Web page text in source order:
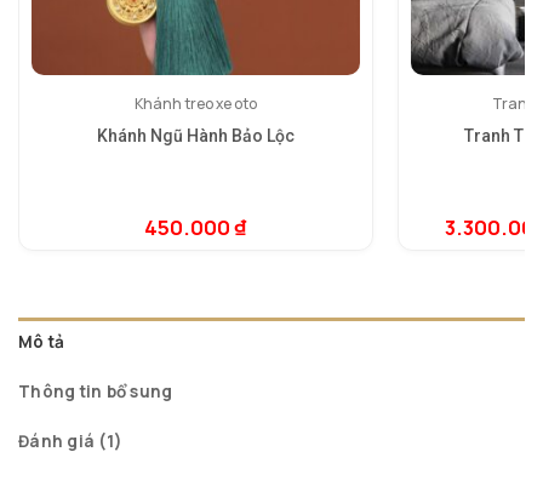
Khánh treo xe oto
Khánh Ngũ Hành Bảo Lộc
450.000₫
Tranh
Tranh
Mô tả
Thông tin bổ sung
Đánh giá (1)